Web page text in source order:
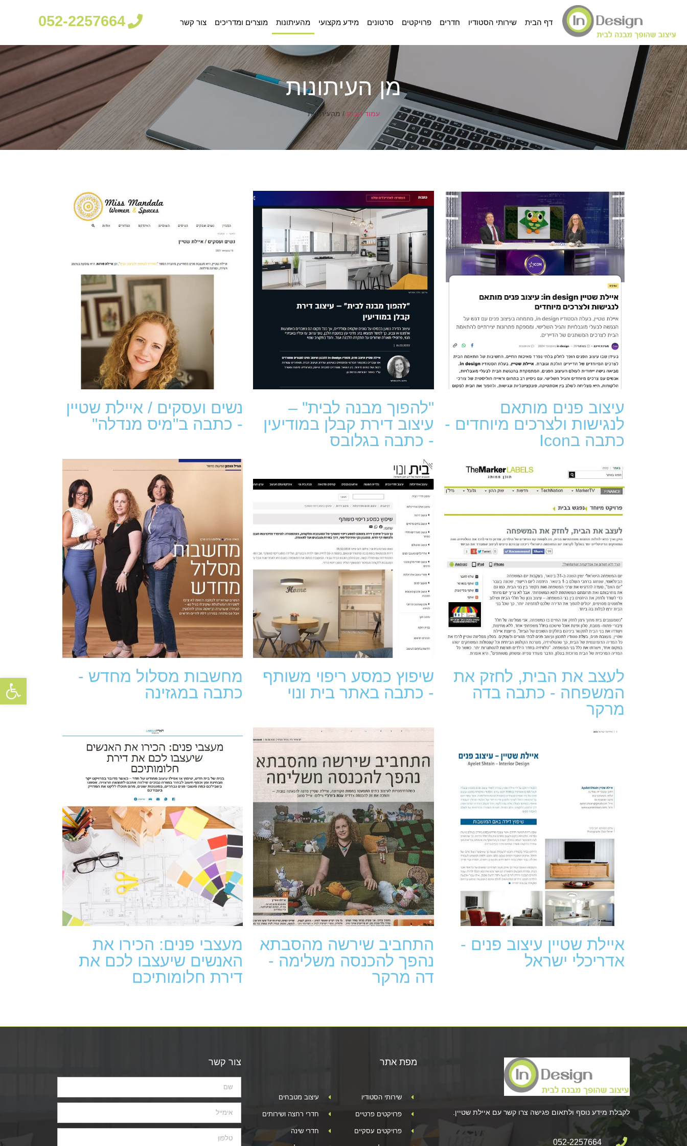
דף הבית שירותי הסטודיו חדרים פרויקטים סרטונים מידע מקצועי מהעיתונות מוצרים ומדריכים צור קשר 052-2257664
מן העיתונות
עמוד הבית /מהעיתונות
עיצוב פנים מותאם
לנגישות ולצרכים מיוחדים -
כתבה בIcon
"להפוך מבנה לבית" –
עיצוב דירת קבלן במודיעין
- כתבה בגלובס
נשים ועסקים / איילת שטיין
- כתבה ב"מיס מנדלה"
לעצב את הבית, לחזק את
המשפחה - כתבה בדה
מרקר
שיפוץ כמסע ריפוי משותף
- כתבה באתר בית ונוי
מחשבות מסלול מחדש -
כתבה במגזינה
איילת שטיין עיצוב פנים -
אדריכלי ישראל
התחביב שירשה מהסבתא
נהפך להכנסה משלימה -
דה מרקר
מעצבי פנים: הכירו את
האנשים שיעצבו לכם את
דירת חלומותיכם
לקבלת מידע נוסף ולתאום פגישה צרו קשר עם איילת שטיין.
052-2257664
מפת אתר
שירותי הסטודיו
פרויקטים פרטיים
פרויקטים עסקיים
עיצוב מטבחים
חדרי רחצה ושירותים
חדרי שינה
צור קשר